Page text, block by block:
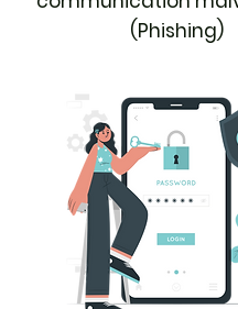
(Phishing)